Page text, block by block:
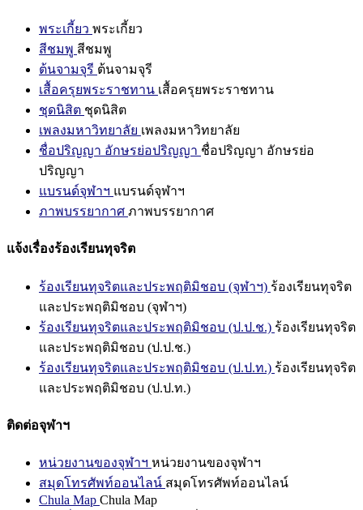
พระเกี้ยว พระเกี้ยว
สีชมพู สีชมพู
ต้นจามจุรี ต้นจามจุรี
เสื้อครุยพระราชทาน เสื้อครุยพระราชทาน
ชุดนิสิต ชุดนิสิต
เพลงมหาวิทยาลัย เพลงมหาวิทยาลัย
ชื่อปริญญา อักษรย่อปริญญา ชื่อปริญญา อักษรย่อ
ปริญญา
แบรนด์จุฬาฯ แบรนด์จุฬาฯ
ภาพบรรยากาศ ภาพบรรยากาศ
แจ้งเรื่องร้องเรียนทุจริต
ร้องเรียนทุจริตและประพฤติมิชอบ (จุฬาฯ) ร้องเรียนทุจริต
และประพฤติมิชอบ (จุฬาฯ)
ร้องเรียนทุจริตและประพฤติมิชอบ (ป.ป.ช.) ร้องเรียนทุจริต
และประพฤติมิชอบ (ป.ป.ช.)
ร้องเรียนทุจริตและประพฤติมิชอบ (ป.ป.ท.) ร้องเรียนทุจริต
และประพฤติมิชอบ (ป.ป.ท.)
ติดต่อจุฬาฯ
หน่วยงานของจุฬาฯ หน่วยงานของจุฬาฯ
สมุดโทรศัพท์ออนไลน์ สมุดโทรศัพท์ออนไลน์
Chula Map Chula Map